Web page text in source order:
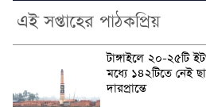
এই সপ্তাহের পাঠকপ্রিয়
টাঙ্গাইলে ২০-২৫টি
মধ্যে ১৪২টিতে নেই
দারপ্রান্তে